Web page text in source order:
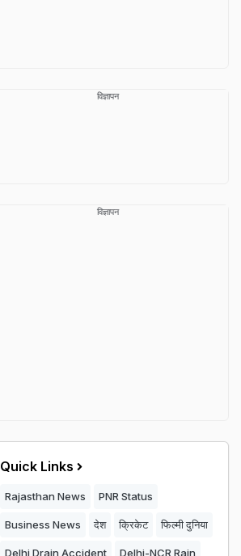
विज्ञापन
विज्ञापन
Quick Links
Rajasthan News PNR Status
Business News देश क्रिकेट फिल्मी दुनिया
Delhi Drain Accident Delhi-NCR Rain